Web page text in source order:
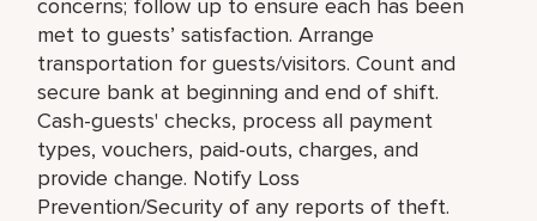
concerns; follow up to ensure each has been
met to guests’ satisfaction. Arrange
transportation for guests/visitors. Count and
secure bank at beginning and end of shift.
Cash-guests' checks, process all payment
types, vouchers, paid-outs, charges, and
provide change. Notify Loss
Prevention/Security of any reports of theft.